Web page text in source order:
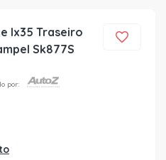
Ix35 Traseiro
Sk877S
por: